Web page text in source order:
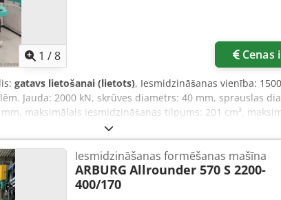
1 /8 Cenas
gatavs lietošanai (lietots), Iesmidzināšanas vienība:
Jauda: 2000 kN, skrūves diametrs: 40 mm, sprauslas
maksimālais iesmidzināšanas tilpums: 201 cm³,
režīmā: 20 700 h, sūkņa darba stundas: 27 800 h,
Apskate uz vietas ir iespējama. Djder N Rh Hspfx
Iesmidzināšanas formēšanas mašīna
ARBURG Allrounder 570 S 2200-
400/170